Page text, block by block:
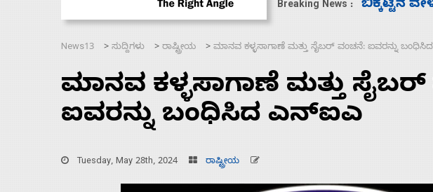
Breaking News :
ಮೂಲಕ 60 ಹಡಗುಗಳನ್ನು ಸುರಕ್ಷಿತವಾಗಿ ಸಾಗಿಸಿದೆ ಭಾರತ ನಾಗೇಂದ್ರ
News13 > ಸುದ್ದಿಗಳು > ರಾಷ್ಟ್ರೀಯ > ಮಾನವ ಕಳ್ಳಸಾಗಾಣೆ ಮತ್ತು ಸೈಬರ್‌ ವಂಚನೆ: ಐವರನ್ನು
ಮಾನವ ಕಳ್ಳಸಾಗಾಣೆ ಮತ್ತು
ಐವರನ್ನು ಬಂಧಿಸಿದ ಎನ್‌ಐಎ
Tuesday, May 28th, 2024 ರಾಷ್ಟ್ರೀಯ